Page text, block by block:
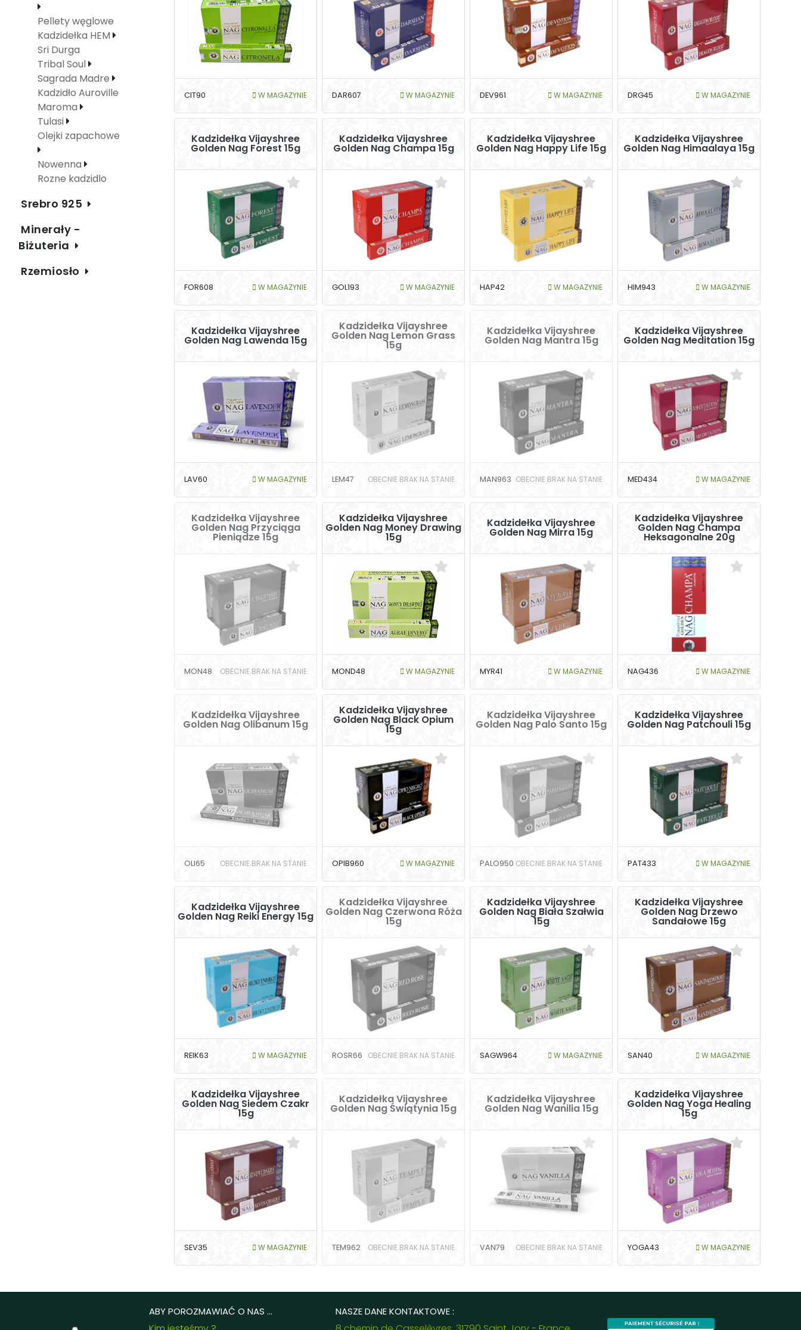
Pellety węglowe
Kadzidełka HEM
Sri Durga
Tribal Soul
Sagrada Madre
Kadzidło Auroville
Maroma
Tulasi
Olejki zapachowe
Nowenna
Rozne kadzidlo
Srebro 925
Minerały -
Biżuteria
Rzemiosło
CIT90 W MAGAZYNIE DAR607 W MAGAZYNIE DEV961 W MAGAZYNIE DRG45 W MAGAZYNIE
Kadzidełka Vijayshree
Golden Nag Forest 15g
FOR608 W MAGAZYNIE
Kadzidełka Vijayshree
Golden Nag Champa 15g
GOL193 W MAGAZYNIE
Kadzidełka Vijayshree
Golden Nag Happy Life 15g
HAP42 W MAGAZYNIE
Kadzidełka Vijayshree
Golden Nag Himaalaya 15g
HIM943 W MAGAZYNIE
Kadzidełka Vijayshree
Golden Nag Lawenda 15g
LAV60 W MAGAZYNIE
Kadzidełka Vijayshree
Golden Nag Lemon Grass
15g
LEM47 OBECNIE BRAK NA STANIE
Kadzidełka Vijayshree
Golden Nag Mantra 15g
MAN963 OBECNIE BRAK NA STANIE
Kadzidełka Vijayshree
Golden Nag Meditation 15g
MED434 W MAGAZYNIE
Kadzidełka Vijayshree
Golden Nag Przyciąga
Pieniądze 15g
MON48 OBECNIE BRAK NA STANIE
Kadzidełka Vijayshree
Golden Nag Money Drawing
15g
MOND48 W MAGAZYNIE
Kadzidełka Vijayshree
Golden Nag Mirra 15g
MYR41 W MAGAZYNIE
Kadzidełka Vijayshree
Golden Nag Champa
Heksagonalne 20g
NAG436 W MAGAZYNIE
Kadzidełka Vijayshree
Golden Nag Olibanum 15g
OLI65 OBECNIE BRAK NA STANIE
Kadzidełka Vijayshree
Golden Nag Black Opium
15g
OPIB960 W MAGAZYNIE
Kadzidełka Vijayshree
Golden Nag Palo Santo 15g
PALO950 OBECNIE BRAK NA STANIE
Kadzidełka Vijayshree
Golden Nag Patchouli 15g
PAT433 W MAGAZYNIE
Kadzidełka Vijayshree
Golden Nag Reiki Energy 15g
REIK63 W MAGAZYNIE
Kadzidełka Vijayshree
Golden Nag Czerwona Róża
15g
ROSR66 OBECNIE BRAK NA STANIE
Kadzidełka Vijayshree
Golden Nag Biała Szałwia
15g
SAGW964 W MAGAZYNIE
Kadzidełka Vijayshree
Golden Nag Drzewo
Sandałowe 15g
SAN40 W MAGAZYNIE
Kadzidełka Vijayshree
Golden Nag Siedem Czakr
15g
SEV35 W MAGAZYNIE
Kadzidełka Vijayshree
Golden Nag Świątynia 15g
TEM962 OBECNIE BRAK NA STANIE
Kadzidełka Vijayshree
Golden Nag Wanilia 15g
VAN79 OBECNIE BRAK NA STANIE
Kadzidełka Vijayshree
Golden Nag Yoga Healing
15g
YOGA43 W MAGAZYNIE
ABY POROZMAWIAĆ O NAS ... NASZE DANE KONTAKTOWE :